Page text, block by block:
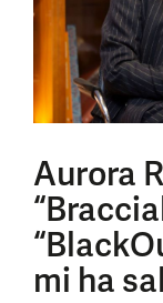
Aurora
mi ha